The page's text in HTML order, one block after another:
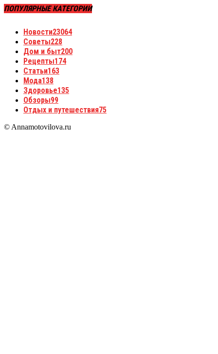
ПОПУЛЯРНЫЕ КАТЕГОРИИ
Новости23064
Советы228
Дом и быт200
Рецепты174
Статьи163
Мода138
Здоровье135
Обзоры99
Отдых и путешествия75
© Annamotovilova.ru